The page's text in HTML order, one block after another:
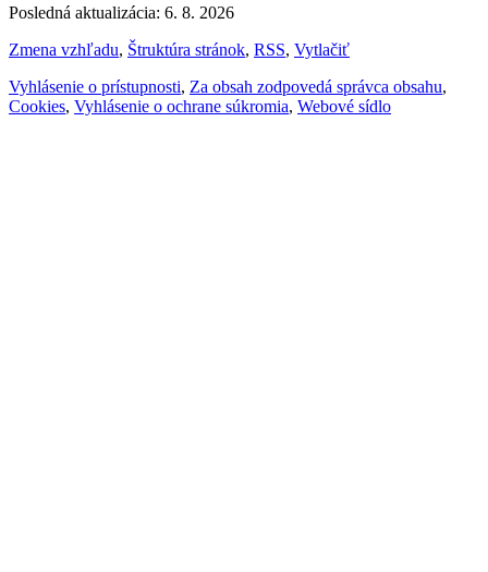
Posledná aktualizácia: 6. 8. 2026
Zmena vzhľadu, Štruktúra stránok, RSS, Vytlačiť
Vyhlásenie o prístupnosti, Za obsah zodpovedá správca obsahu,
Cookies, Vyhlásenie o ochrane súkromia, Webové sídlo